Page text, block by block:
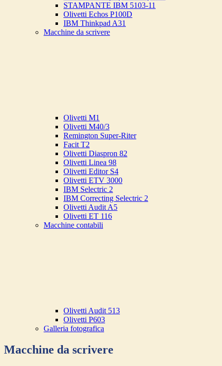
STAMPANTE IBM 5103-11
Olivetti Echos P100D
IBM Thinkpad A31
Macchine da scrivere
Olivetti M1
Olivetti M40/3
Remington Super-Riter
Facit T2
Olivetti Diaspron 82
Olivetti Linea 98
Olivetti Editor S4
Olivetti ETV 3000
IBM Selectric 2
IBM Correcting Selectric 2
Olivetti Audit A5
Olivetti ET 116
Macchine contabili
Olivetti Audit 513
Olivetti P603
Galleria fotografica
Macchine da scrivere